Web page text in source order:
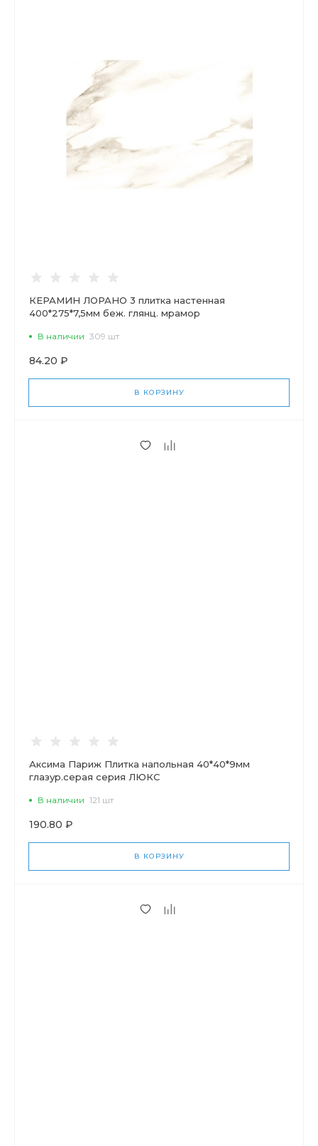
КЕРАМИН ЛОРАНО 3 плитка настенная
400*275*7,5мм беж. глянц. мрамор
В наличии 309 шт
84.20 ₽
В КОРЗИНУ
Аксима Париж Плитка напольная 40*40*9мм
глазур.серая серия ЛЮКС
В наличии 121 шт
190.80 ₽
В КОРЗИНУ